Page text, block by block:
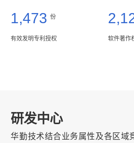
1,473 份
有效发明专利授权 软件著作
研发中心
华勤技术结合业务属性及各区域